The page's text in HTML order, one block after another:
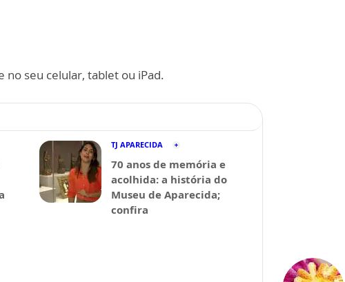
seu celular, tablet ou iPad.
TJ APARECIDA
70 anos de memória e
acolhida: a história do
Museu de Aparecida;
confira